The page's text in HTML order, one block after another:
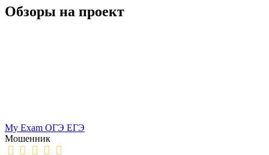
Обзоры на проект
My Exam ОГЭ ЕГЭ
Мошенник